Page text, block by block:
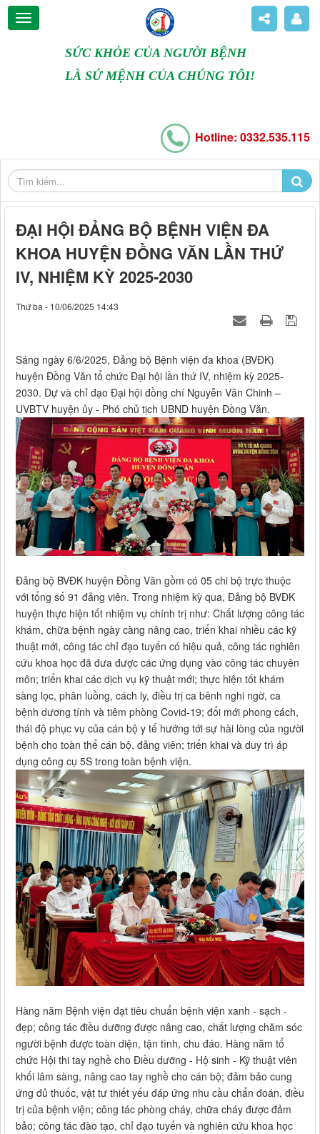
SỨC KHỎE CỦA NGƯỜI BỆNH
LÀ SỨ MỆNH CỦA CHÚNG TÔI!
Hotline: 0332.535.115
ĐẠI HỘI ĐẢNG BỘ BỆNH VIỆN ĐA
KHOA HUYỆN ĐỒNG VĂN LẦN THỨ
IV, NHIỆM KỲ 2025-2030
Thứ ba - 10/06/2025 14:43
Sáng ngày 6/6/2025, Đảng bộ Bệnh viện đa khoa (BVĐK)
huyện Đồng Văn tổ chức Đại hội lần thứ IV, nhiệm kỳ 2025-
2030. Dự và chỉ đạo Đại hội đồng chí Nguyễn Văn Chinh –
UVBTV huyện ủy - Phó chủ tịch UBND huyện Đồng Văn.
Đảng bộ BVĐK huyện Đồng Văn gồm có 05 chi bộ trực thuộc
với tổng số 91 đảng viên. Trong nhiệm kỳ qua, Đảng bộ BVĐK
huyện thực hiện tốt nhiệm vụ chính trị như: Chất lượng công tác
khám, chữa bệnh ngày càng nâng cao, triển khai nhiều các kỹ
thuật mới, công tác chỉ đạo tuyến có hiệu quả, công tác nghiên
cứu khoa học đã đưa được các ứng dụng vào công tác chuyên
môn; triển khai các dịch vụ kỹ thuật mới; thực hiện tốt khám
sàng lọc, phân luồng, cách ly, điều trị ca bênh nghi ngờ, ca
bệnh dương tính và tiêm phòng Covid-19; đổi mới phong cách,
thái độ phục vụ của cán bộ y tế hướng tới sự hài lòng của người
bệnh cho toàn thể cán bộ, đảng viên; triển khai và duy trì áp
dụng công cụ 5S trong toàn bệnh viện.
Hàng năm Bệnh viện đạt tiêu chuẩn bệnh viện xanh - sạch -
đẹp; công tác điều dưỡng được nâng cao, chất lượng chăm sóc
người bệnh được toàn diện, tận tình, chu đáo. Hàng năm tổ
chức Hội thi tay nghề cho Điều dưỡng - Hộ sinh - Kỹ thuật viên
khối lâm sàng, nâng cao tay nghề cho cán bộ; đảm bảo cung
ứng đủ thuốc, vật tư thiết yếu đáp ứng nhu cầu chẩn đoán, điều
trị của bệnh viện; công tác phòng cháy, chữa cháy được đảm
bảo; công tác đào tạo, chỉ đạo tuyến và nghiên cứu khoa học